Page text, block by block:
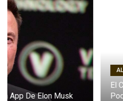
ALS News Redes Sociales
El Combat Aircraft 1: El Dron
Podría Marcar Un Antes Y Un